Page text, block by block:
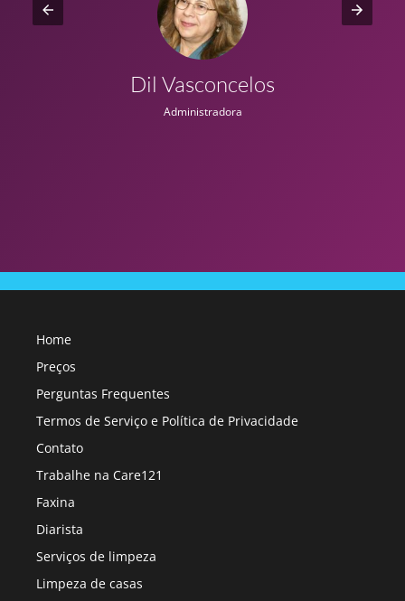
Dil Vasconcelos
Administradora
Home
Preços
Perguntas Frequentes
Termos de Serviço e Política de Privacidade
Contato
Trabalhe na Care121
Faxina
Diarista
Serviços de limpeza
Limpeza de casas